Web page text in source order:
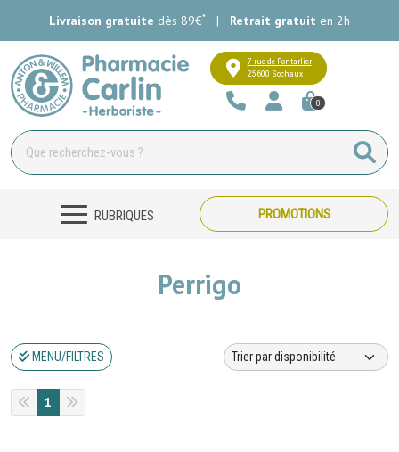
Livraison gratuite dès 89€* | Retrait gratuit en 2h
Pharmacie Carlin Votre
7 rue de Pontarlier
25600 Sochaux
0
RUBRIQUES PROMOTIONS
Perrigo
MENU/FILTRES
1